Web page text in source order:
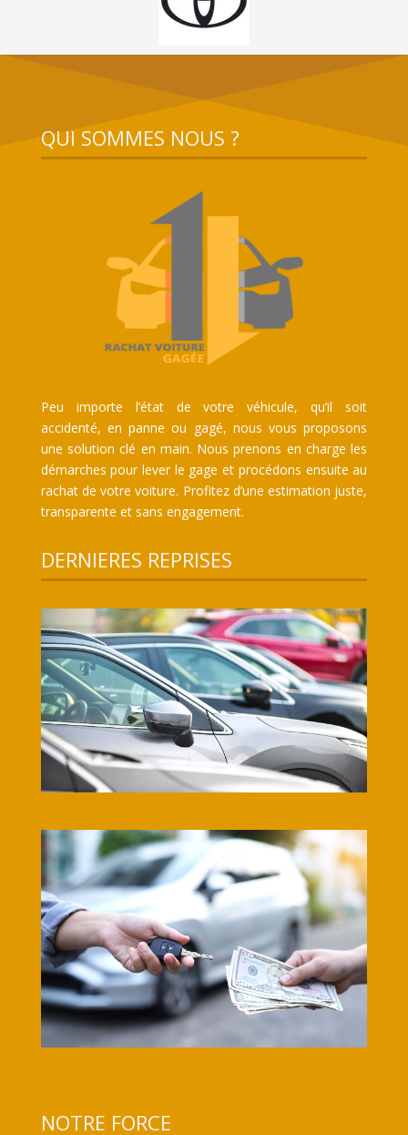
QUI SOMMES NOUS ?
Peu importe l’état de votre véhicule, qu’il soit
accidenté, en panne ou gagé, nous vous proposons
une solution clé en main. Nous prenons en charge les
démarches pour lever le gage et procédons ensuite au
rachat de votre voiture. Profitez d’une estimation juste,
transparente et sans engagement.
DERNIERES REPRISES
NOTRE FORCE